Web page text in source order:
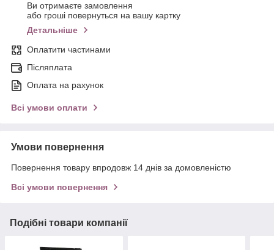
Ви отримаєте замовлення
або гроші повернуться на вашу картку
Детальніше
Оплатити частинами
Післяплата
Оплата на рахунок
Всі умови оплати
Умови повернення
Повернення товару впродовж 14 днів за домовленістю
Всі умови повернення
Подібні товари компанії